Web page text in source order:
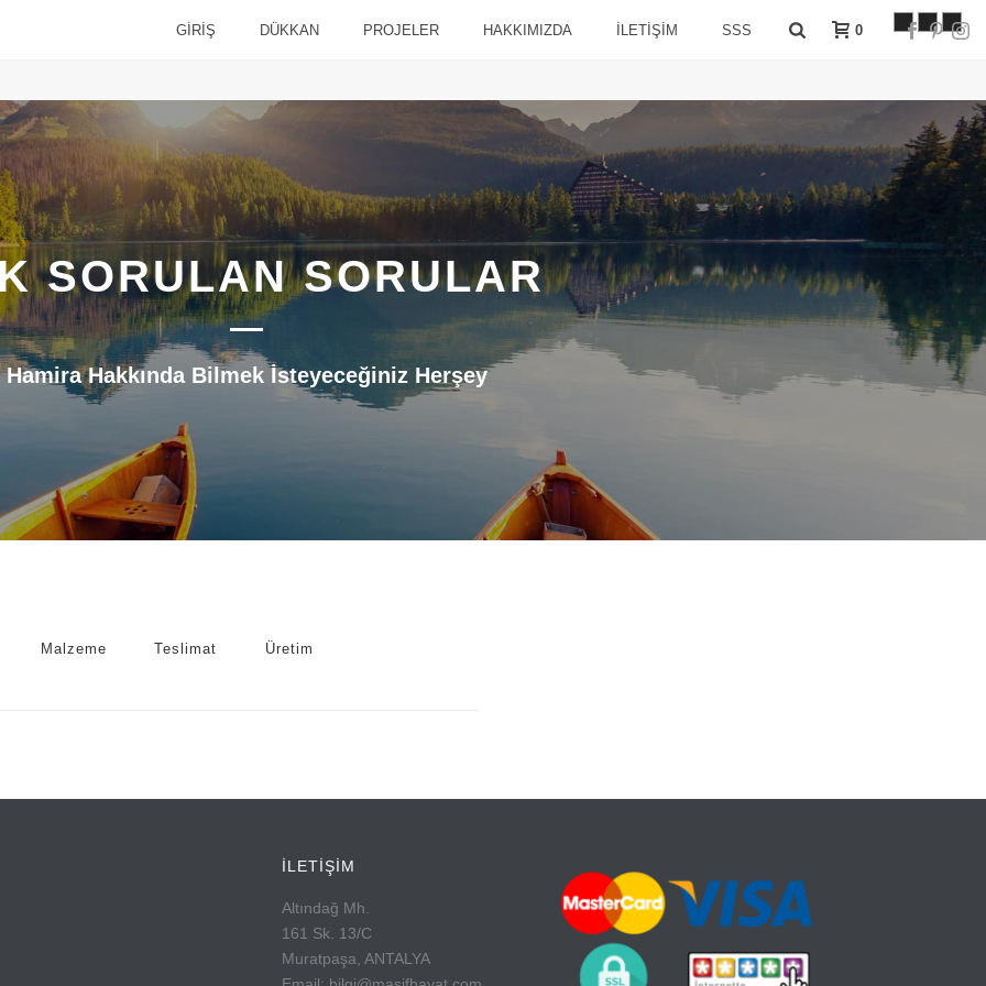
GİRİŞ DÜKKAN PROJELER HAKKIMIZDA İLETİŞİM SSS 0
SORULAN SORULAR
Hamira Hakkında Bilmek İsteyeceğiniz Herşey
Malzeme Teslimat Üretim
İLETİŞİM
Altındağ Mh.
161 Sk. 13/C
Muratpaşa, ANTALYA